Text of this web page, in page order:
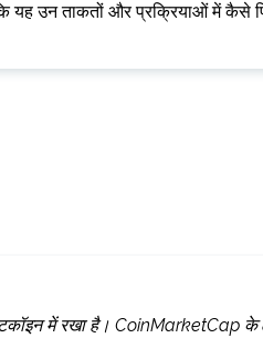
यह उन ताकतों और प्रक्रियाओं में कैसे
में रखा है। CoinMarketCap